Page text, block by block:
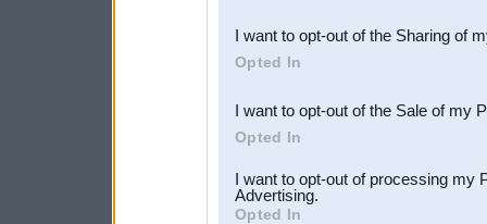
Downstream Participants
third parties.
I want to opt-out of the Sharing of
Opted In
I want to opt-out of the Sale of my
Opted In
I want to opt-out of processing my
Advertising.
Opted In